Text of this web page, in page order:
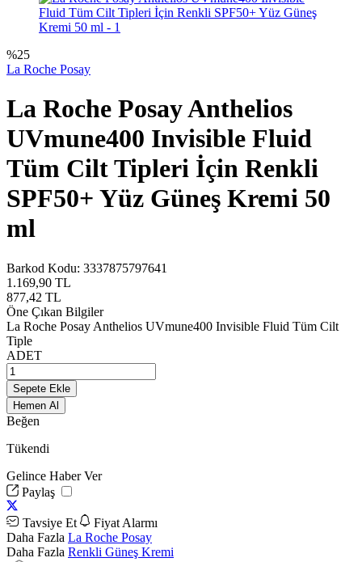
%25
La Roche Posay
La Roche Posay Anthelios
UVmune400 Invisible Fluid
Tüm Cilt Tipleri İçin Renkli
SPF50+ Yüz Güneş Kremi 50
ml
Barkod Kodu: 3337875797641
1.169,90 TL
877,42 TL
Öne Çıkan Bilgiler
La Roche Posay Anthelios UVmune400 Invisible Fluid Tüm Cilt
Tiple
ADET
Sepete Ekle
Hemen Al
Beğen
Tükendi
Gelince Haber Ver
Paylaş
Tavsiye Et
Fiyat Alarmı
Daha Fazla La Roche Posay
Daha Fazla Renkli Güneş Kremi